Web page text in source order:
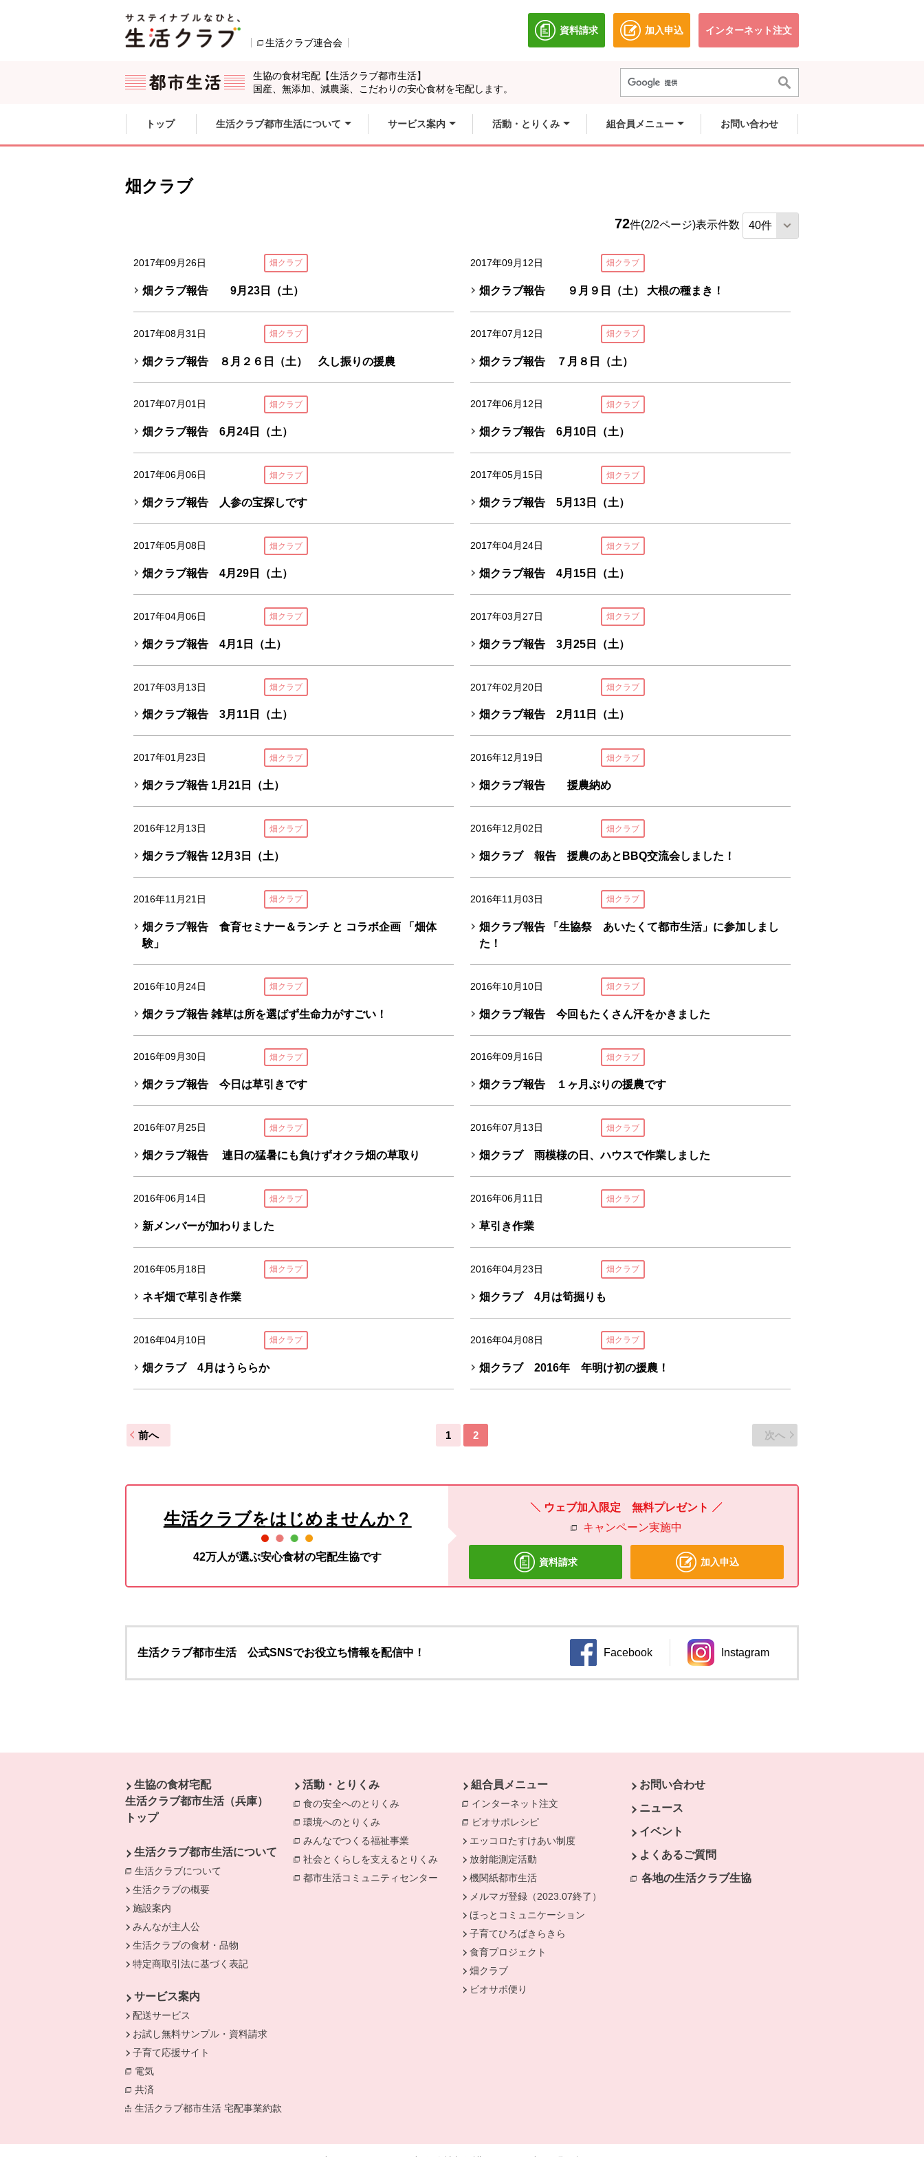
生活クラブ連合会
資料請求
別のウィンドウで開きます。
加入申込
別のウィンドウで開きます。
インターネット注文別のウィンドウで開きます。
生協の食材宅配【生活クラブ都市生活】
国産、無添加、減農薬、こだわりの安心食材を宅配します。
ここからサイト内共通メニューです。
サイト内共通メニューをスキップする
トップ 生活クラブ都市生活について サービス案内 活動・とりくみ 組合員メニュー お問い合わせ
畑クラブ
72件(2/2ページ)表示件数
2017年09月26日 畑クラブ
畑クラブ報告 9月23日（土）
2017年09月12日 畑クラブ
畑クラブ報告 ９月９日（土） 大根の種まき！
2017年08月31日 畑クラブ
畑クラブ報告 ８月２６日（土） 久し振りの援農
2017年07月12日 畑クラブ
畑クラブ報告 ７月８日（土）
2017年07月01日 畑クラブ
畑クラブ報告 6月24日（土）
2017年06月12日 畑クラブ
畑クラブ報告 6月10日（土）
2017年06月06日 畑クラブ
畑クラブ報告 人参の宝探しです
2017年05月15日 畑クラブ
畑クラブ報告 5月13日（土）
2017年05月08日 畑クラブ
畑クラブ報告 4月29日（土）
2017年04月24日 畑クラブ
畑クラブ報告 4月15日（土）
2017年04月06日 畑クラブ
畑クラブ報告 4月1日（土）
2017年03月27日 畑クラブ
畑クラブ報告 3月25日（土）
2017年03月13日 畑クラブ
畑クラブ報告 3月11日（土）
2017年02月20日 畑クラブ
畑クラブ報告 2月11日（土）
2017年01月23日 畑クラブ
畑クラブ報告 1月21日（土）
2016年12月19日 畑クラブ
畑クラブ報告 援農納め
2016年12月13日 畑クラブ
畑クラブ報告 12月3日（土）
2016年12月02日 畑クラブ
畑クラブ 報告 援農のあとBBQ交流会しました！
2016年11月21日 畑クラブ
畑クラブ報告 食育セミナー＆ランチ と コラボ企画 「畑体
験」
2016年11月03日 畑クラブ
畑クラブ報告 「生協祭 あいたくて都市生活」に参加しまし
た！
2016年10月24日 畑クラブ
畑クラブ報告 雑草は所を選ばず生命力がすごい！
2016年10月10日 畑クラブ
畑クラブ報告 今回もたくさん汗をかきました
2016年09月30日 畑クラブ
畑クラブ報告 今日は草引きです
2016年09月16日 畑クラブ
畑クラブ報告 １ヶ月ぶりの援農です
2016年07月25日 畑クラブ
畑クラブ報告 連日の猛暑にも負けずオクラ畑の草取り
2016年07月13日 畑クラブ
畑クラブ 雨模様の日、ハウスで作業しました
2016年06月14日 畑クラブ
新メンバーが加わりました
2016年06月11日 畑クラブ
草引き作業
2016年05月18日 畑クラブ
ネギ畑で草引き作業
2016年04月23日 畑クラブ
畑クラブ 4月は筍掘りも
2016年04月10日 畑クラブ
畑クラブ 4月はうららか
2016年04月08日 畑クラブ
畑クラブ 2016年 年明け初の援農！
前へ 1 2 次へ
生活クラブをはじめませんか？
42万人が選ぶ安心食材の宅配生協です
ウェブ加入限定 無料プレゼント
キャンペーン実施中
資料請求 加入申込
生活クラブ都市生活 公式SNSでお役立ち情報を配信中！ Facebook
別のウィンドウで開きます。
Instagram
別のウィンドウで開きます。
生協の食材宅配
生活クラブ都市生活（兵庫）
トップ
生活クラブ都市生活について
生活クラブについて
別のウィンドウで開きます。
生活クラブの概要
施設案内
みんなが主人公
生活クラブの食材・品物
特定商取引法に基づく表記
サービス案内
配送サービス
お試し無料サンプル・資料請求
子育て応援サイト
電気
共済
生活クラブ都市生活 宅配事業約款
活動・とりくみ
食の安全へのとりくみ 別のウィンドウで開きます。
環境へのとりくみ 別のウィンドウで開きます。
みんなでつくる福祉事業 別のウィンドウで開きます。
社会とくらしを支えるとりくみ 別のウィンドウで開きます。
都市生活コミュニティセンター 別のウィンドウで開きます。
組合員メニュー
インターネット注文 別のウィンドウで開きます。
ビオサポレシピ
エッコロたすけあい制度
放射能測定活動
機関紙都市生活
メルマガ登録（2023.07終了）
ほっとコミュニケーション
子育てひろばきらきら
食育プロジェクト
畑クラブ
ビオサポ便り
お問い合わせ
ニュース
イベント
よくあるご質問
各地の生活クラブ生協